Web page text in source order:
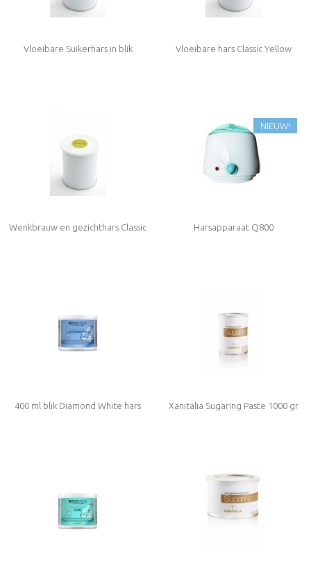
Vloeibare Suikerhars in blik Vloeibare hars Classic Yellow
Wenkbrauw en gezichthars Classic
NIEUW!
Harsapparaat Q800
400 ml blik Diamond White hars Xanitalia Sugaring Paste 1000 gr